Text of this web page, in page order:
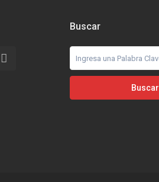
Buscar
Buscar